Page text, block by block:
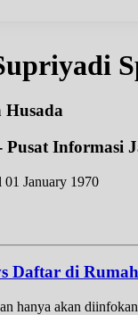
Husada
Informasi
January 1970
Daftar di
akan